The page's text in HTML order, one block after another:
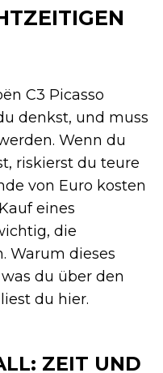
C3 Picasso
denkst, und muss
Wenn du
riskierst du teure
von Euro kosten
eines
die
Warum dieses
du über den
du hier.
ZEIT UND